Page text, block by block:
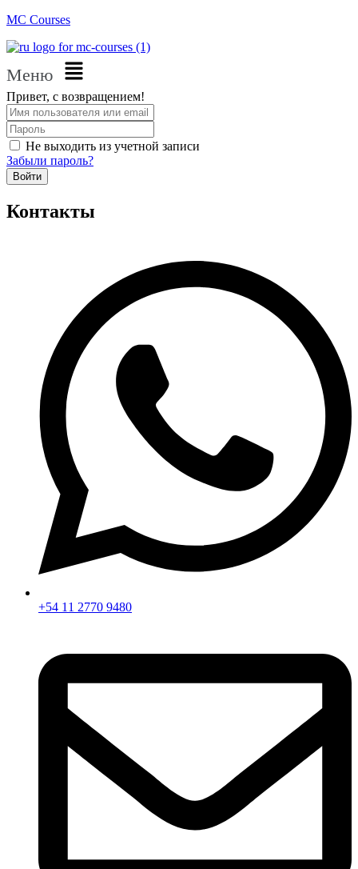
MC Courses
Меню
Привет, с возвращением!
Не выходить из учетной записи
Забыли пароль?
Войти
Контакты
+54 11 2770 9480